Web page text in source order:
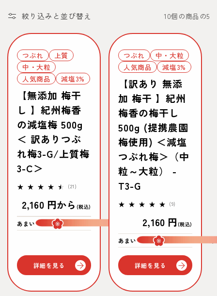
絞り込みと並び替え 10個の商品の5
つぶれ
上質
中・大粒
人気商品
減塩3%
【無添加 梅干
し 】紀州梅香
の減塩梅 500g
＜ 訳ありつぶ
れ梅3-G/上質梅
3-C＞
(21)
ュ
ー
数
通
常
価
2,160 円から (税込)
あまい
詳細を見る
つぶれ
中・大粒
人気商品
減塩3%
【訳あり 無添
加 梅干 】紀州
梅香の梅干し
500g (提携農園
梅使用) ＜減塩
つぶれ梅＞（中
粒～大粒） -
T3-G
(9)
ビ
ュ
ー
数
合
計
通
常
価
格
2,160 円 (税込)
あまい
詳細を見る